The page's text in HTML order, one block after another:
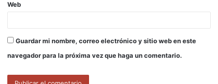
Web
Guardar mi nombre, correo electrónico y sitio web en este
navegador para la próxima vez que haga un comentario.